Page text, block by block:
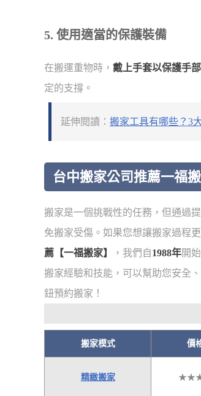
5. 使用適當的保護裝備
在搬運重物時， 戴上手套以保護手部
定的支撐。
延伸閱讀： 搬家工具有哪些？3
台中搬家公司推薦一福
搬家是一個挑戰性的任務，但通過
免搬家受傷。如果您想讓搬家過程
薦【一福搬家】
，我們自1988年開
搬家經驗和技能，可以幫助您安全
鈕預約搬家！
搬家模式 價
精緻搬家